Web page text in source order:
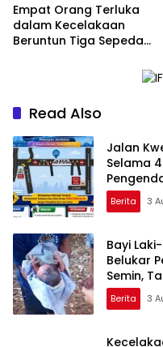
Empat Orang Terluka
dalam Kecelakaan
Beruntun Tiga Sepeda
Read Also
Jalan
Selama
Berita 3
Bayi
Belukar
Semin,
Berita 3